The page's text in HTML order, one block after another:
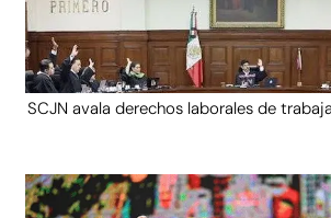
SCJN avala derechos laborales de